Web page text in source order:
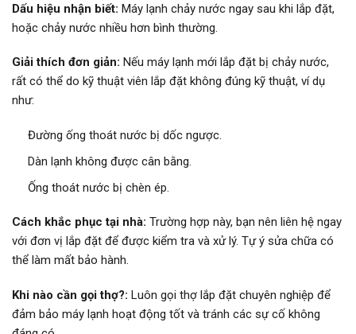
Dấu hiệu nhận biết: Máy lạnh chảy nước ngay sau khi lắp đặt,
hoặc chảy nước nhiều hơn bình thường.
Giải thích đơn giản: Nếu máy lạnh mới lắp đặt bị chảy nước,
rất có thể do kỹ thuật viên lắp đặt không đúng kỹ thuật, ví dụ
như:
Đường ống thoát nước bị dốc ngược.
Dàn lạnh không được cân bằng.
Ống thoát nước bị chèn ép.
Cách khắc phục tại nhà: Trường hợp này, bạn nên liên hệ ngay
với đơn vị lắp đặt để được kiểm tra và xử lý. Tự ý sửa chữa có
thể làm mất bảo hành.
Khi nào cần gọi thợ?: Luôn gọi thợ lắp đặt chuyên nghiệp để
đảm bảo máy lạnh hoạt động tốt và tránh các sự cố không